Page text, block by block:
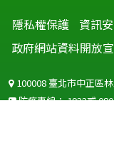
隱私權保護 資訊
政府網站資料開放
100008 臺北市中正區
防疫專線：1922或